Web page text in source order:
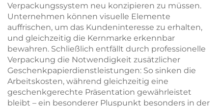
Verpackungssystem neu konzipieren zu müssen.
Unternehmen können visuelle Elemente
auffrischen, um das Kundeninteresse zu erhalten,
und gleichzeitig die Kernmarke erkennbar
bewahren. Schließlich entfällt durch professionelle
Verpackung die Notwendigkeit zusätzlicher
Geschenkpapierdienstleistungen: So sinken die
Arbeitskosten, während gleichzeitig eine
geschenkgerechte Präsentation gewährleistet
bleibt – ein besonderer Pluspunkt besonders in der